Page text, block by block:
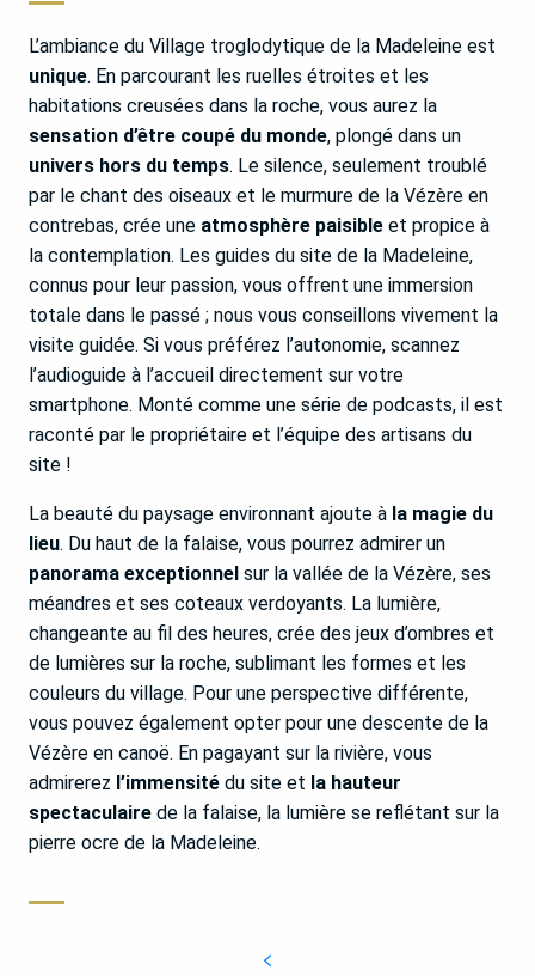
L’ambiance du Village troglodytique de la Madeleine est
unique. En parcourant les ruelles étroites et les
habitations creusées dans la roche, vous aurez la
sensation d’être coupé du monde, plongé dans un
univers hors du temps. Le silence, seulement troublé
par le chant des oiseaux et le murmure de la Vézère en
contrebas, crée une atmosphère paisible et propice à
la contemplation. Les guides du site de la Madeleine,
connus pour leur passion, vous offrent une immersion
totale dans le passé ; nous vous conseillons vivement la
visite guidée. Si vous préférez l’autonomie, scannez
l’audioguide à l’accueil directement sur votre
smartphone. Monté comme une série de podcasts, il est
raconté par le propriétaire et l’équipe des artisans du
site !
La beauté du paysage environnant ajoute à la magie du
lieu. Du haut de la falaise, vous pourrez admirer un
panorama exceptionnel sur la vallée de la Vézère, ses
méandres et ses coteaux verdoyants. La lumière,
changeante au fil des heures, crée des jeux d’ombres et
de lumières sur la roche, sublimant les formes et les
couleurs du village. Pour une perspective différente,
vous pouvez également opter pour une descente de la
Vézère en canoë. En pagayant sur la rivière, vous
admirerez l’immensité du site et la hauteur
spectaculaire de la falaise, la lumière se reflétant sur la
pierre ocre de la Madeleine.